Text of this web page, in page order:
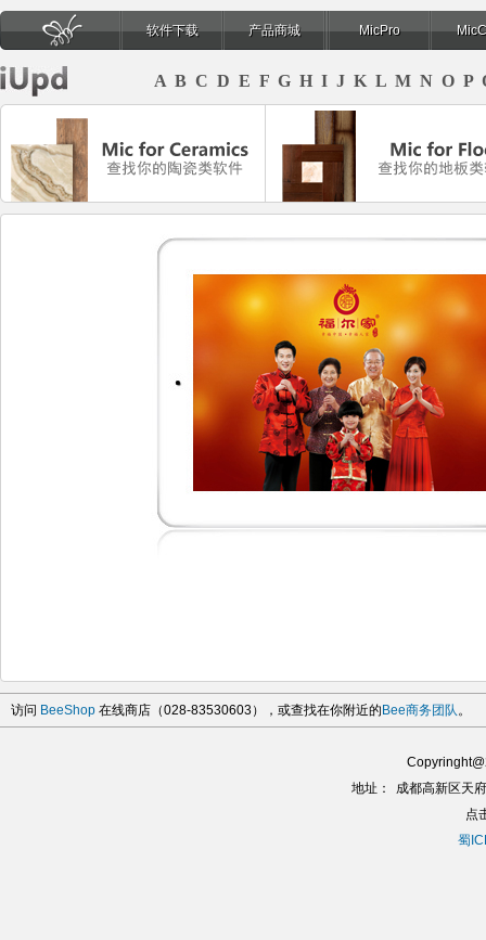
页
软件下载 产品商城 MicPro
A B C D E F G H I J K L M N O P
访问 BeeShop 在线商店（028-83530603），或查找在你附近的 Bee商务团队。
地址：
成都高新区天
点
蜀